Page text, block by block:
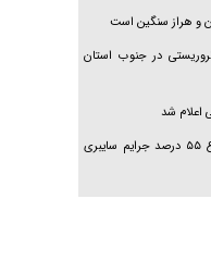
و هراز سنگین است
در جنوب استان
اعلام شد
هوش مصنوعی، بستر وقوع ۵۵ درصد جرایم سایبری